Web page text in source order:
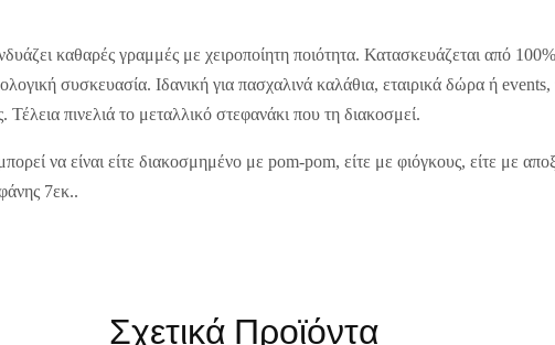
καθαρές γραμμές με χειροποίητη ποιότητα. Κατασκευάζεται από
συσκευασία. Ιδανική για πασχαλινά καλάθια, εταιρικά δώρα ή
πινελιά το μεταλλικό στεφανάκι που τη διακοσμεί.
να είναι είτε διακοσμημένο με pom-pom, είτε με φιόγκους, είτε με
7εκ..
Σχετικά Προϊόντα